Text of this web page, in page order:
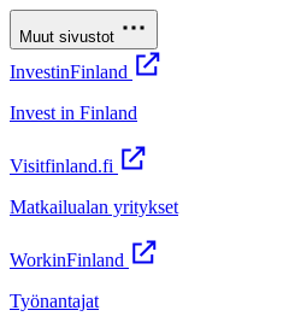
Muut sivustot
InvestinFinland
Invest in Finland
Visitfinland.fi
Matkailualan yritykset
WorkinFinland
Työnantajat